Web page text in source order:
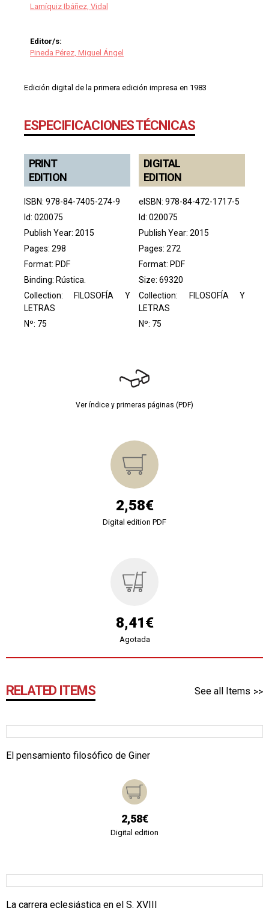
Lamíquiz Ibáñez, Vidal
Editor/s:
Pineda Pérez, Miguel Ángel
Edición digital de la primera edición impresa en 1983
ESPECIFICACIONES TÉCNICAS
PRINT
EDITION
ISBN: 978-84-7405-274-9
Id: 020075
Publish Year: 2015
Pages: 298
Format: PDF
Binding: Rústica.
Collection:
FILOSOFÍA Y
LETRAS
Nº: 75
DIGITAL
EDITION
eISBN: 978-84-472-1717-5
Id: 020075
Publish Year: 2015
Pages: 272
Format: PDF
Size: 69320
Collection:
FILOSOFÍA Y
LETRAS
Nº: 75
Ver índice y primeras páginas (PDF)
2,58€
Digital edition PDF
8,41€
Agotada
RELATED ITEMS See all Items
El pensamiento filosófico de Giner
2,58€
Digital edition
La carrera eclesiástica en el S. XVIII